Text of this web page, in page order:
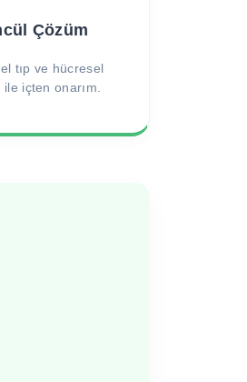
Çözüm
tıp ve hücresel
içten onarım.